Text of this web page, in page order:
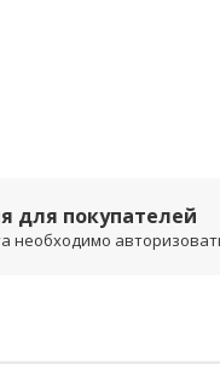
для покупателей